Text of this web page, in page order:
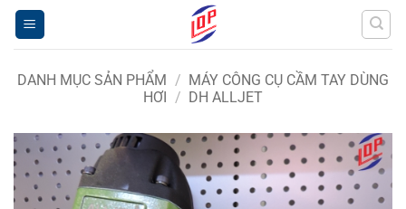
Bỏ
qua
nội
dungDANH MỤC SẢN PHẨM / MÁY CÔNG CỤ CẦM TAY DÙNG
HƠI / DH ALLJET